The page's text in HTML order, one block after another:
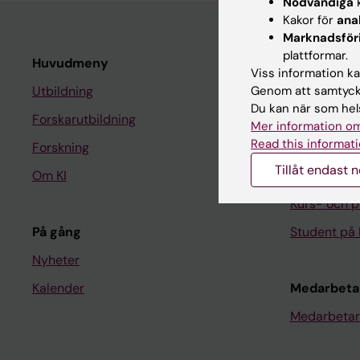
Huvudmeny
Utbildning
Forskarutbildning
Forskning
Om KI
På gång
Nyheter
Kalender
Student
Ladok
Canvas
Schema
Kurs- och
Student på
Kakor för
plattformar.
Viss information
Genom att
Du kan när som
Mer information
Read this
Tillåt endast